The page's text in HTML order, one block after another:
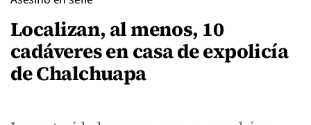
Localizan, al menos, 10
cadáveres en casa de expolicía
de Chalchuapa